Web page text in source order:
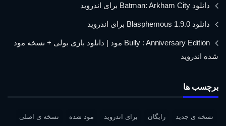
دانلود Batman: Arkham City برای اندروید
دانلود Blasphemous 1.9.0 برای اندروید
Bully : Anniversary Edition مود | دانلود بازی بولی + نسخه مود
شده اندروید
برچسب ها
نسخه ی جدید رایگان برای اندروید مود شده نسخه ی اصلی